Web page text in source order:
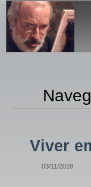
Viver
03/11/2018